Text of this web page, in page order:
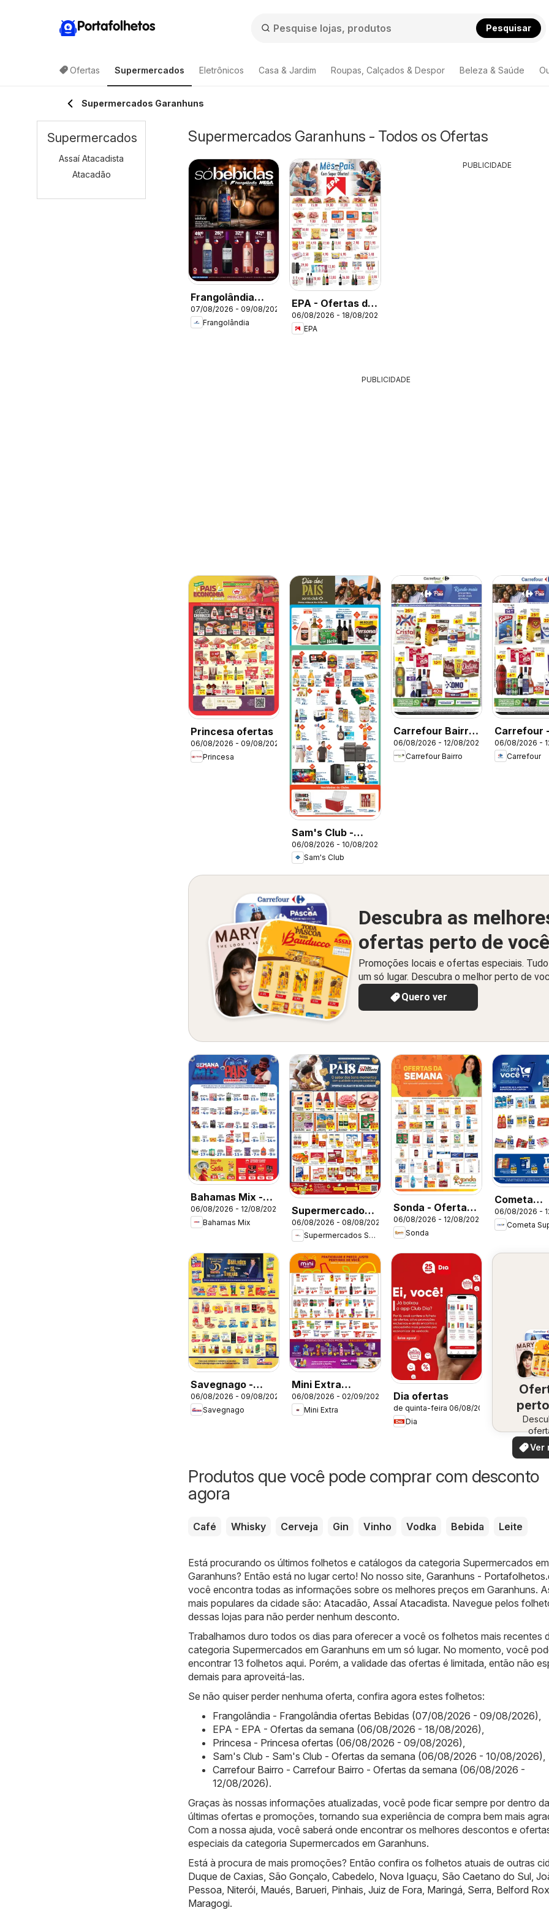
Portafolhetos Pesquisar
Ofertas Supermercados Eletrônicos Casa & Jardim Roupas, Calçados & Despor Beleza & Saúde
Supermercados Garanhuns
Supermercados Garanhuns - Todos os Ofertas
Frangolândia
ofertas Bebidas
07/08/2026 - 09/08/2026
Frangolândia
EPA - Ofertas da
semana
06/08/2026 - 18/08/2026
EPA
PUBLICIDADE
PUBLICIDADE
Princesa ofertas
06/08/2026 - 09/08/2026
Princesa
Sam's Club -
Ofertas da
semana
06/08/2026 - 10/08/2026
Sam's Club
Carrefour Bairro
- Ofertas da
semana
06/08/2026 - 12/08/2026
Carrefour Bairro
Carrefour -
Ofertas da
semana
06/08/2026 -
Carrefour
Descubra as
ofertas perto de você
Promoções locais e ofertas especiais.
um só lugar. Descubra o melhor perto de
Quero ver
Bahamas Mix -
Ofertas da
semana
06/08/2026 - 12/08/2026
Bahamas Mix
Supermercados
São Vicente -
Ofertas da
semana
06/08/2026 - 08/08/2026
Supermercados São Vicente
Sonda - Ofertas
da semana
06/08/2026 - 12/08/2026
Sonda
Cometa
ofertas
Você
06/08/2026 -
Savegnago -
Ofertas da
semana
06/08/2026 - 09/08/2026
Savegnago
Mini Extra
ofertas Mensal
06/08/2026 - 02/09/2026
Mini Extra
Dia ofertas
de quinta-feira 06/08/2026
Dia
Ver
Produtos que você pode comprar com desconto
agora
Café Whisky Cerveja Gin Vinho Vodka Bebida Leite
Está procurando os últimos folhetos e catálogos da categoria Supermercados em
Garanhuns? Então está no lugar certo! No nosso site, Garanhuns -
você encontra todas as informações sobre os melhores preços em Garanhuns.
mais populares da cidade são: Atacadão, Assaí Atacadista. Navegue pelos
dessas lojas para não perder nenhum desconto.
Trabalhamos duro todos os dias para oferecer a você os folhetos mais recentes
categoria Supermercados em Garanhuns em um só lugar. No momento, você
encontrar 13 folhetos aqui. Porém, a validade das ofertas é limitada, então não
demais para aproveitá-las.
Se não quiser perder nenhuma oferta, confira agora estes folhetos:
Frangolândia - Frangolândia ofertas Bebidas (07/08/2026 - 09/08/2026),
EPA - EPA - Ofertas da semana (06/08/2026 - 18/08/2026),
Princesa - Princesa ofertas (06/08/2026 - 09/08/2026),
Sam's Club - Sam's Club - Ofertas da semana (06/08/2026 - 10/08/2026),
Carrefour Bairro - Carrefour Bairro - Ofertas da semana (06/08/2026 -
12/08/2026).
Graças às nossas informações atualizadas, você pode ficar sempre por dentro
últimas ofertas e promoções, tornando sua experiência de compra bem mais
Com a nossa ajuda, você saberá onde encontrar os melhores descontos e
especiais da categoria Supermercados em Garanhuns.
Está à procura de mais promoções? Então confira os folhetos atuais de outras
Duque de Caxias, São Gonçalo, Cabedelo, Nova Iguaçu, São Caetano do Sul,
Pessoa, Niterói, Maués, Barueri, Pinhais, Juiz de Fora, Maringá, Serra, Belford
Maragogi.
Supermercados
Assaí Atacadista
Atacadão